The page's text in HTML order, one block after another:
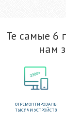
Те самые 6
нам
ОТРЕМОНТИРОВАНЫ
ТЫСЯЧИ УСТРОЙСТВ